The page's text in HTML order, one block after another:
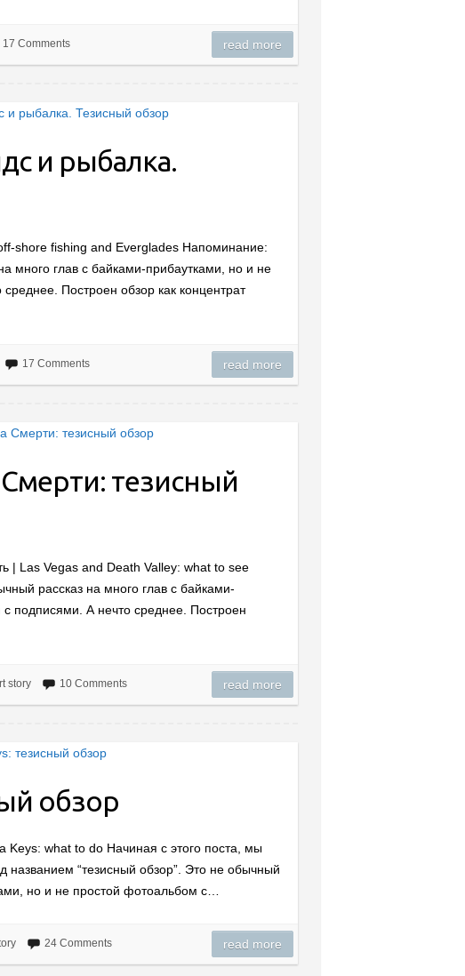
17 Comments read more
и рыбалка.
shore fishing and Everglades Напоминание:
много глав с байками-прибаутками, но и не
Построен обзор как концентрат
17 Comments read more
тезисный
| Las Vegas and Death Valley: what to see
рассказ на много глав с байками-
подписями. А нечто среднее. Построен
story 10 Comments read more
обзор
Keys: what to do Начиная с этого поста, мы
названием “тезисный обзор”. Это не обычный
но и не простой фотоальбом с…
24 Comments read more